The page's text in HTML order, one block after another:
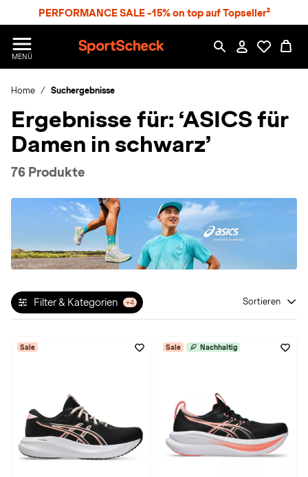
PERFORMANCE SALE -15% on top auf Topseller²
MENÜ
p
r
S
h
c
Home Suchergebnisse
Ergebnisse für: ‘ASICS für
Damen in schwarz’
76 Produkte
Filter & Kategorien +4 Sortieren
Sale Sale Nachhaltig